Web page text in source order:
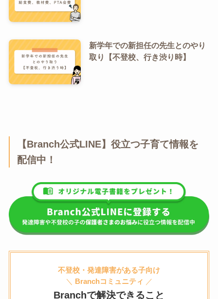
新学年での新担任の先生とのやり
取り【不登校、行き渋り時】
【Branch公式LINE】役立つ子育て情報を
配信中！
不登校・発達障害がある子向け
＼
Branchコミュニティ ／
Branchで解決できること